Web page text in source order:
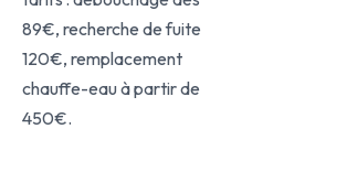
89€, recherche de fuite
120€, remplacement
chauffe-eau à partir de
450€.